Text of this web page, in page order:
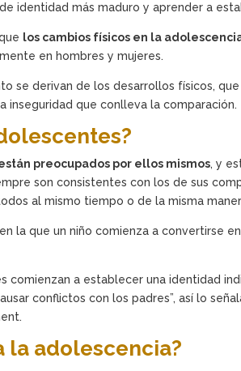
identidad más maduro y aprender a
los cambios físicos en la
en hombres y mujeres.
se derivan de los desarrollos físicos,
inseguridad que conlleva la comparación.
preocupados por ellos mismos, y
son consistentes con los de sus
al mismo tiempo o de la misma
la que un niño comienza a convertirse
comienzan a establecer una identidad
conflictos con los padres”, así lo
la adolescencia?